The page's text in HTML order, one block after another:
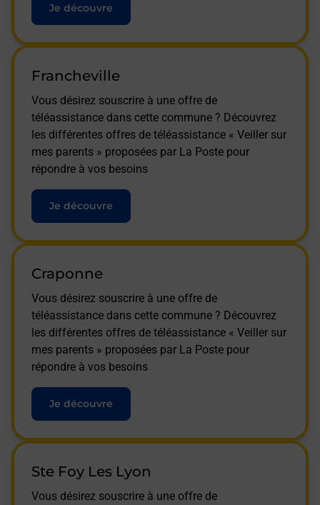
Je découvre
Francheville
Vous désirez souscrire à une offre de
téléassistance dans cette commune ? Découvrez
les différentes offres de téléassistance « Veiller sur
mes parents » proposées par La Poste pour
répondre à vos besoins
Je découvre
Craponne
Vous désirez souscrire à une offre de
téléassistance dans cette commune ? Découvrez
les différentes offres de téléassistance « Veiller sur
mes parents » proposées par La Poste pour
répondre à vos besoins
Je découvre
Ste Foy Les Lyon
Vous désirez souscrire à une offre de